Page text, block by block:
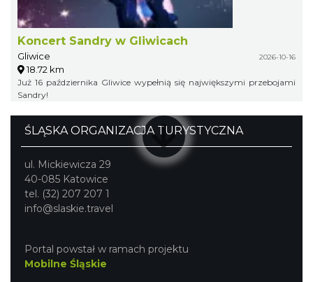
Koncert Sandry w Gliwicach
Gliwice 2026-10-16
18.72 km
Już 16 października Gliwice wypełnią się największymi przebojami
Sandry!
ŚLĄSKA ORGANIZACJA TURYSTYCZNA
ul. Mickiewicza 29
40-085 Katowice
tel. (32) 207 207 1
info@slaskie.travel
Portal powstał w ramach projektu
Mobilne Śląskie